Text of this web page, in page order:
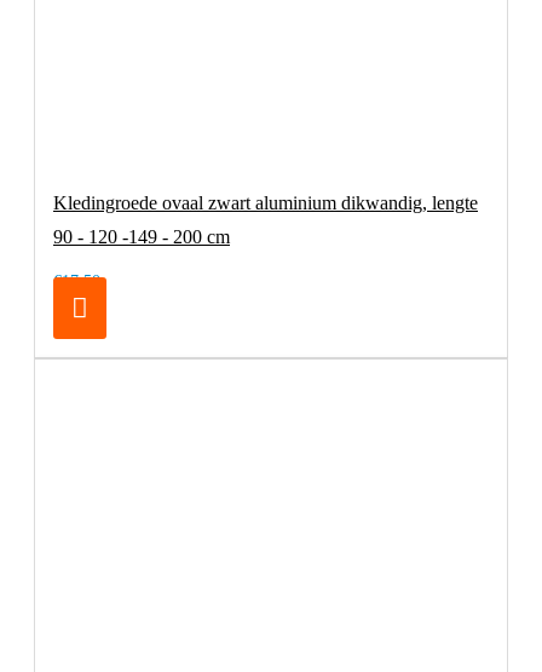
Kledingroede ovaal zwart aluminium dikwandig, lengte
90 - 120 -149 - 200 cm
€17,50